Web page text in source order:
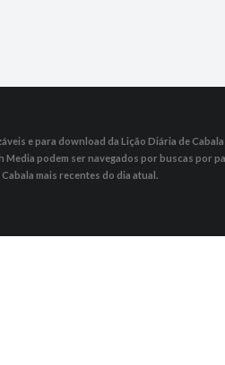
​​e para download da Lição Diária de
podem ser navegados por buscas por
mais recentes do dia atual.